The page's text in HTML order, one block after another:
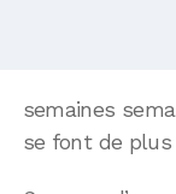
semaines
se font de